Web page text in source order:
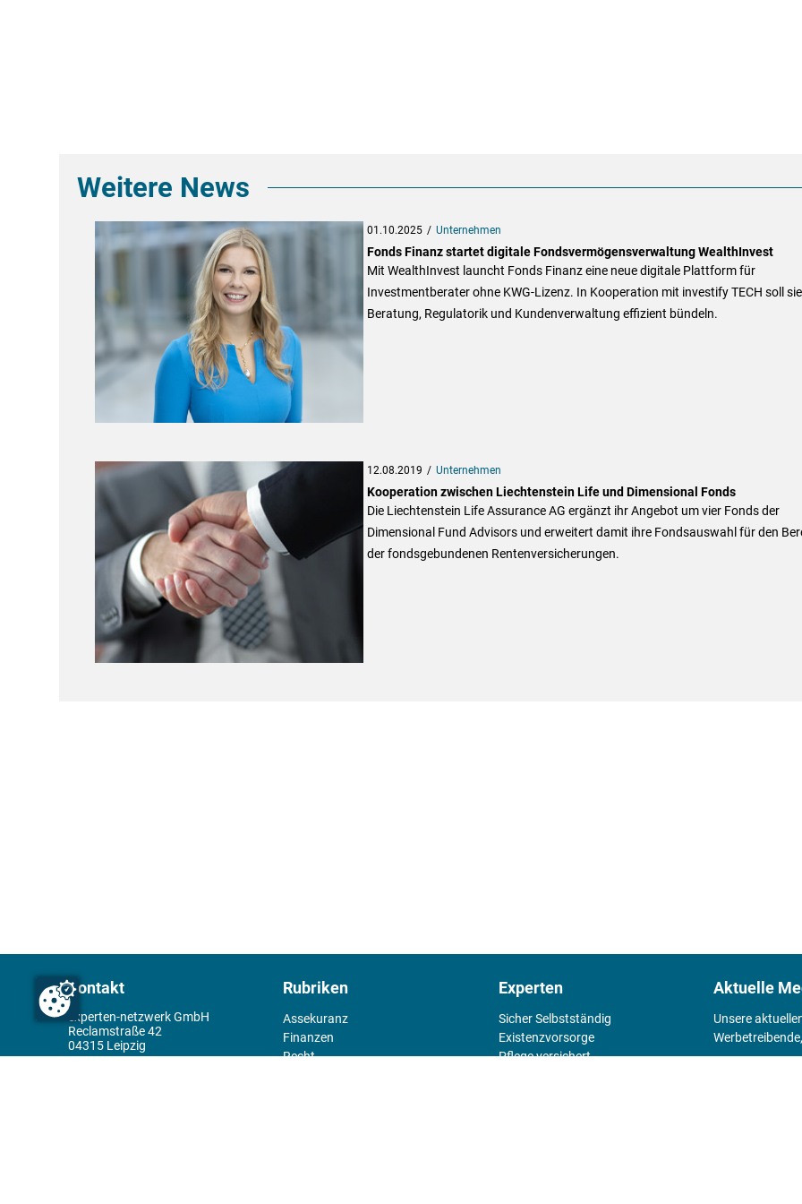
Weitere News
01.10.2025 Unternehmen
Fonds Finanz startet digitale Fondsvermögensverwaltung WealthInvest
Mit WealthInvest launcht Fonds Finanz eine neue digitale Plattform für
Investmentberater ohne KWG-Lizenz. In Kooperation mit investify TECH soll sie
Beratung, Regulatorik und Kundenverwaltung effizient bündeln.
12.08.2019 Unternehmen
Kooperation zwischen Liechtenstein Life und Dimensional Fonds
Die Liechtenstein Life Assurance AG ergänzt ihr Angebot um vier Fonds der
Dimensional Fund Advisors und erweitert damit ihre Fondsauswahl für den
der fondsgebundenen Rentenversicherungen.
Kontakt
experten-netzwerk GmbH
Reclamstraße 42
04315 Leipzig
Rubriken
Assekuranz
Finanzen
Recht
Experten
Sicher Selbstständig
Existenz­vorsorge
Pflege versichert
Aktuelle
Unsere